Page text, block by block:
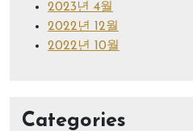
2023년 4월
2022년 12월
2022년 10월
Categories